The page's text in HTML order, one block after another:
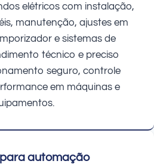
elétricos com instalação,
manutenção, ajustes em
e sistemas de
técnico e preciso
seguro, controle
em máquinas e
automação